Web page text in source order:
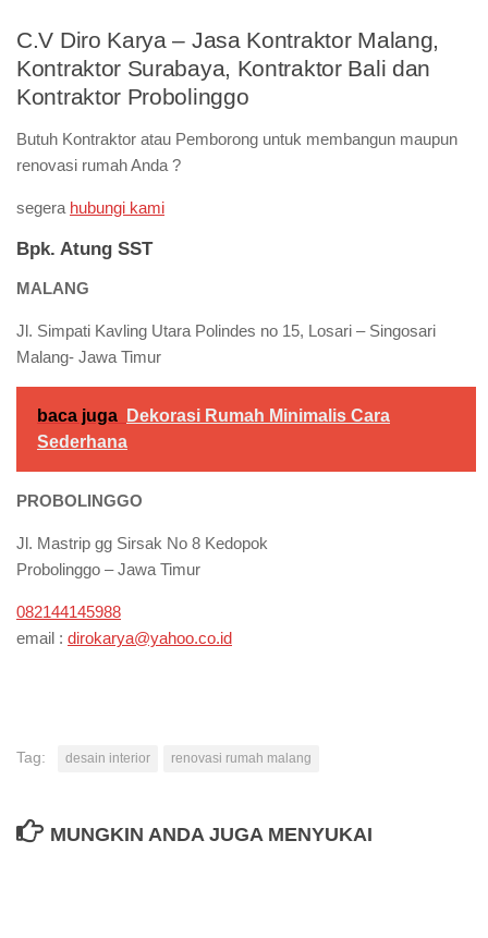
C.V Diro Karya – Jasa Kontraktor Malang,
Kontraktor Surabaya, Kontraktor Bali dan
Kontraktor Probolinggo
Butuh Kontraktor atau Pemborong untuk membangun maupun
renovasi rumah Anda ?
segera hubungi kami
Bpk. Atung SST
MALANG
Jl. Simpati Kavling Utara Polindes no 15, Losari – Singosari
Malang- Jawa Timur
baca juga
Dekorasi Rumah Minimalis Cara
Sederhana
PROBOLINGGO
Jl. Mastrip gg Sirsak No 8 Kedopok
Probolinggo – Jawa Timur
082144145988
email : dirokarya@yahoo.co.id
Tag: desain interior renovasi rumah malang
MUNGKIN ANDA JUGA MENYUKAI